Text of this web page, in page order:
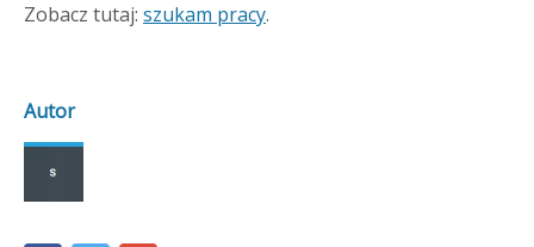
Zobacz tutaj: szukam pracy.
Autor